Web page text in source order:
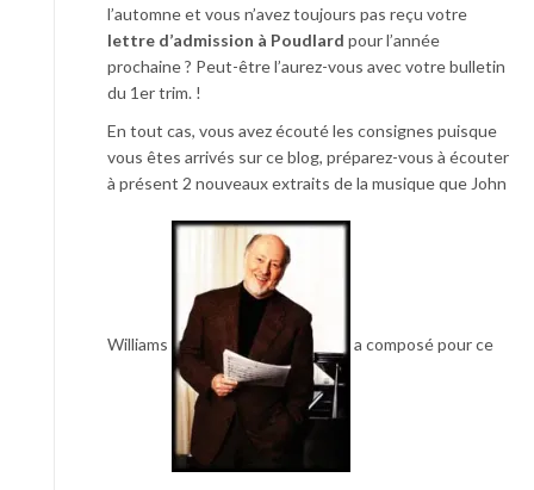
l’automne et vous n’avez toujours pas reçu votre
lettre d’admission à Poudlard pour l’année
prochaine ? Peut-être l’aurez-vous avec votre bulletin
du 1er trim. !
En tout cas, vous avez écouté les consignes puisque
vous êtes arrivés sur ce blog, préparez-vous à écouter
à présent 2 nouveaux extraits de la musique que John
Williams a composé pour ce